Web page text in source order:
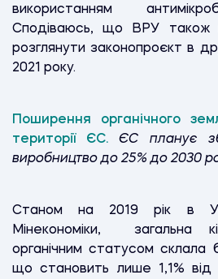
використанням
Сподіваюсь, що ВРУ також
розглянути законопроєкт в
2021 року.
Поширення органічного
території ЄС.
ЄС планує
виробництво до 25% до 2030
Станом на 2019 рік в
Мінекономіки, загальна
органічним статусом склала
що становить лише 1,1% від